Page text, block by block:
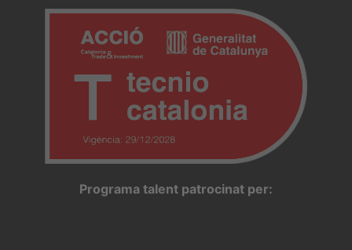
Programa talent patrocinat per: